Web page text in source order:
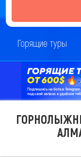
Горящие туры